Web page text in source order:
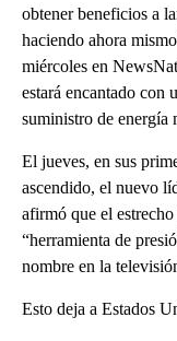
obtener beneficios a
haciendo ahora
miércoles en
estará encantado con
suministro de energía
El jueves, en sus
ascendido, el nuevo
afirmó que el
“herramienta de
nombre en la
Esto deja a Estados